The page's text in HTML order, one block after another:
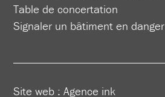
Table de concertation
Signaler un bâtiment en danger
Site web :Agence ink